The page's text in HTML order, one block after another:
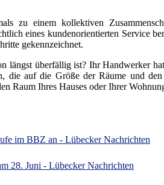
zu einem kollektiven
eines kundenorientierten Service
gekennzeichnet.
längst überfällig ist? Ihr Handwerker
die auf die Größe der Räume und
Raum Ihres Hauses oder Ihrer
im BBZ an - Lübecker Nachrichten
28. Juni - Lübecker Nachrichten